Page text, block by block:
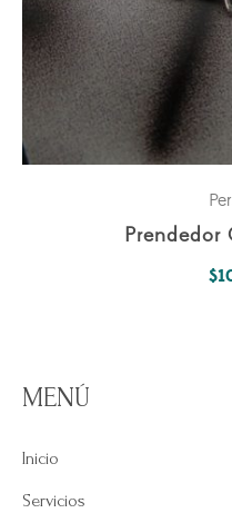
Prendedor
$
MENÚ
Inicio
Servicios